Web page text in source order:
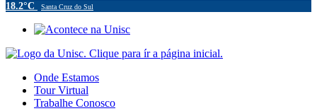
18.2°C Santa Cruz do Sul
Onde Estamos
Tour Virtual
Trabalhe Conosco